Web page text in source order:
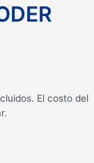
El costo del